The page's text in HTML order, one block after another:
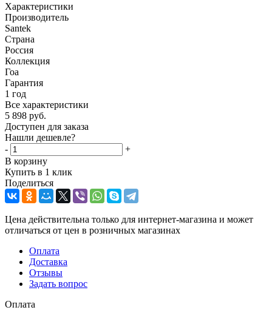
Характеристики
Производитель
Santek
Страна
Россия
Коллекция
Гоа
Гарантия
1 год
Все характеристики
5 898 руб.
Доступен для заказа
Нашли дешевле?
-
+
В корзину
Купить в 1 клик
Поделиться
Цена действительна только для интернет-магазина и может
отличаться от цен в розничных магазинах
Оплата
Доставка
Отзывы
Задать вопрос
Оплата